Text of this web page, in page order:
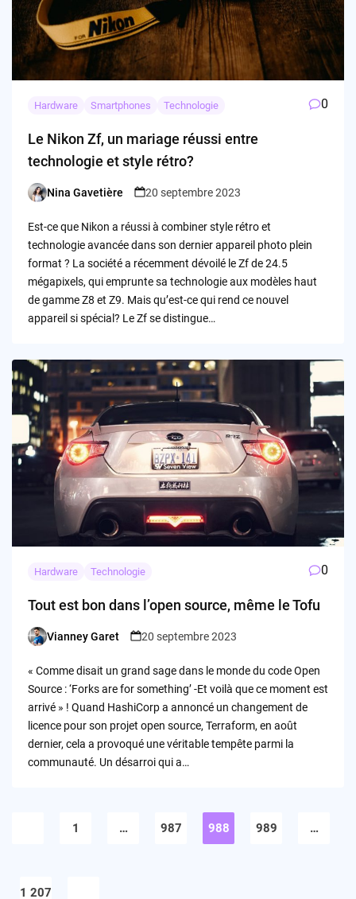
Hardware Smartphones Technologie 0
Le Nikon Zf, un mariage réussi entre
technologie et style rétro?
Posted
Nina Gavetière 20 septembre 2023
Est-ce que Nikon a réussi à combiner style rétro et
technologie avancée dans son dernier appareil photo plein
format ? La société a récemment dévoilé le Zf de 24.5
mégapixels, qui emprunte sa technologie aux modèles haut
de gamme Z8 et Z9. Mais qu’est-ce qui rend ce nouvel
appareil si spécial? Le Zf se distingue…
Hardware Technologie 0
Tout est bon dans l’open source, même le Tofu
Posted
Vianney Garet 20 septembre 2023
« Comme disait un grand sage dans le monde du code Open
Source : ‘Forks are for something’ -Et voilà que ce moment est
arrivé » ! Quand HashiCorp a annoncé un changement de
licence pour son projet open source, Terraform, en août
dernier, cela a provoqué une véritable tempête parmi la
communauté. Un désarroi qui a…
1 … 987 988 989 …
1 207